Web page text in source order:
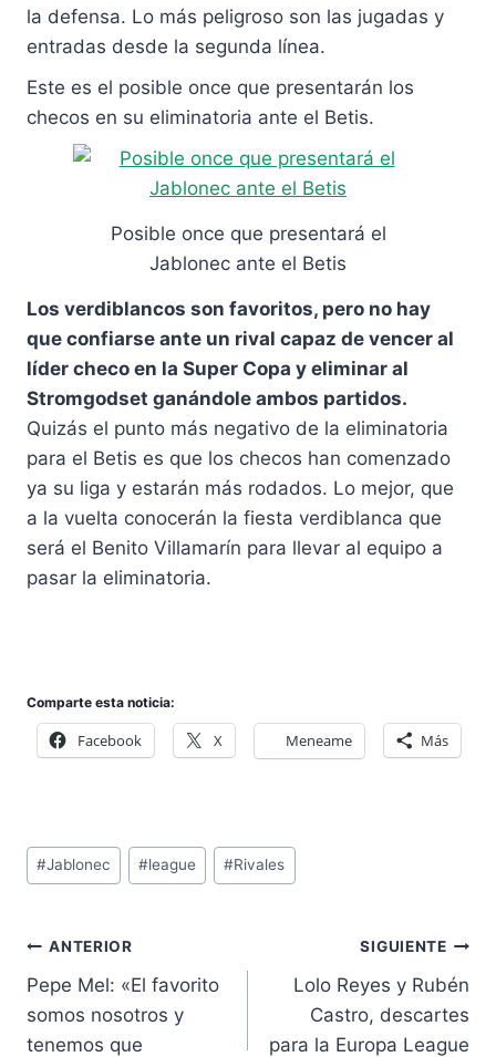
la defensa. Lo más peligroso son las jugadas y
entradas desde la segunda línea.
Este es el posible once que presentarán los
checos en su eliminatoria ante el Betis.
Posible once que presentará el
Jablonec ante el Betis
Los verdiblancos son favoritos, pero no hay
que confiarse ante un rival capaz de vencer al
líder checo en la Super Copa y eliminar al
Stromgodset ganándole ambos partidos.
Quizás el punto más negativo de la eliminatoria
para el Betis es que los checos han comenzado
ya su liga y estarán más rodados. Lo mejor, que
a la vuelta conocerán la fiesta verdiblanca que
será el Benito Villamarín para llevar al equipo a
pasar la eliminatoria.
Comparte esta noticia:
Facebook X Meneame Más
Etiquetas
de
entrada:
#Jablonec #league #Rivales
Navegación
de
entradas
ANTERIOR
Pepe Mel: «El favorito
somos nosotros y
tenemos que
SIGUIENTE
Lolo Reyes y Rubén
Castro, descartes
para la Europa League